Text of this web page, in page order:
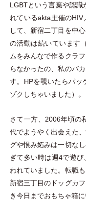
LGBTという言葉や認
れているakta主催のHIV
して、新宿二丁目を中
の活動は続いています
ムをみんなで作るクラ
らなかったの、私のバカ
す。HPを覗いたらパッ
ゾクしちゃいました） 。
さて一方、2006年頃の
代でようやく出会えた
グや恨み妬みは一切な
ぎて多い時は週4で遊
われていました。転職
新宿三丁目のドッグカ
き今日までおもちゃ箱